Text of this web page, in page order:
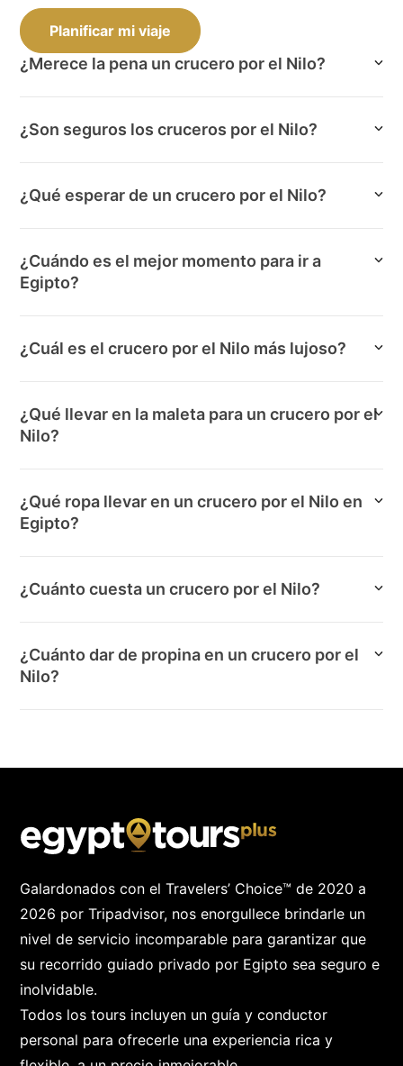
Planificar mi viaje
¿Merece la pena un crucero por el Nilo?
¿Son seguros los cruceros por el Nilo?
¿Qué esperar de un crucero por el Nilo?
¿Cuándo es el mejor momento para ir a
Egipto?
¿Cuál es el crucero por el Nilo más lujoso?
¿Qué llevar en la maleta para un crucero por el
Nilo?
¿Qué ropa llevar en un crucero por el Nilo en
Egipto?
¿Cuánto cuesta un crucero por el Nilo?
¿Cuánto dar de propina en un crucero por el
Nilo?
Galardonados con el Travelers’ Choice™ de 2020 a
2026 por Tripadvisor, nos enorgullece brindarle un
nivel de servicio incomparable para garantizar que
su recorrido guiado privado por Egipto sea seguro e
inolvidable.
Todos los tours incluyen un guía y conductor
personal para ofrecerle una experiencia rica y